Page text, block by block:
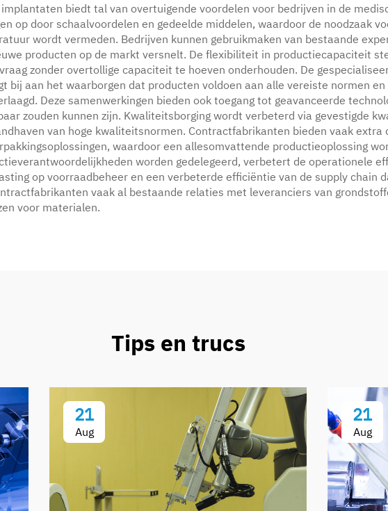
biedt tal van overtuigende voordelen voor bedrijven in de
op door schaalvoordelen en gedeelde middelen, waardoor de noodzaak
wordt vermeden. Bedrijven kunnen gebruikmaken van bestaande
producten op de markt versnelt. De flexibiliteit in productiecapaciteit
zonder overtollige capaciteit te hoeven onderhouden. De
bij aan het waarborgen dat producten voldoen aan alle vereiste normen
Deze samenwerkingen bieden ook toegang tot geavanceerde
zouden kunnen zijn. Kwaliteitsborging wordt verbeterd via gevestigde
van hoge kwaliteitsnormen. Contractfabrikanten bieden vaak
waardoor een allesomvattende productieoplossing
worden gedelegeerd, verbetert de operationele
op voorraadbeheer en een verbeterde efficiëntie van de supply chain
vaak al bestaande relaties met leveranciers van
voor materialen.
Tips en trucs
21
Aug
21
Aug